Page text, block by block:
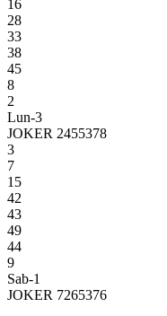
16
28
33
38
45
8
2
Lun-3
JOKER 2455378
3
7
15
42
43
49
44
9
Sab-1
JOKER 7265376